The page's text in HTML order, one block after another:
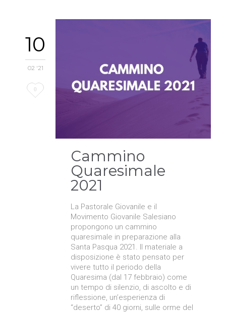
10
02 '21
Love
0
Cammino
Quaresimale
2021
La Pastorale Giovanile e il
Movimento Giovanile Salesiano
propongono un cammino
quaresimale in preparazione alla
Santa Pasqua 2021. Il materiale a
disposizione è stato pensato per
vivere tutto il periodo della
Quaresima (dal 17 febbraio) come
un tempo di silenzio, di ascolto e di
riflessione, un’esperienza di
“deserto” di 40 giorni, sulle orme del